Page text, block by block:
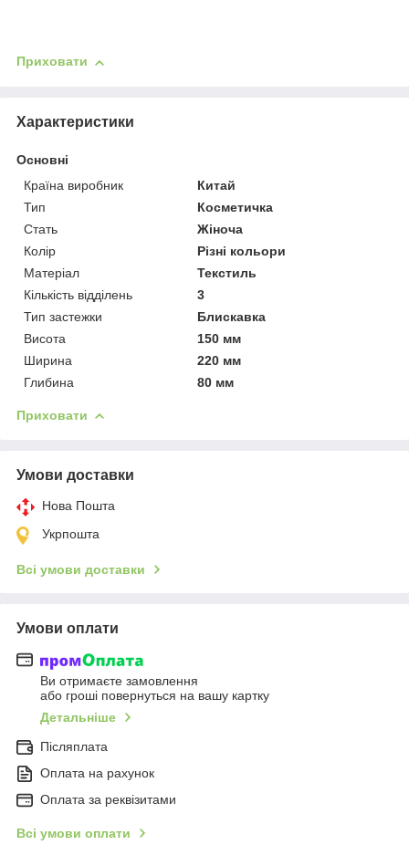
Приховати
Характеристики
Основні
Країна виробник
Китай
Тип
Косметичка
Стать
Жіноча
Колір
Різні кольори
Матеріал
Текстиль
Кількість відділень
3
Тип застежки
Блискавка
Висота
150 мм
Ширина
220 мм
Глибина
80 мм
Приховати
Умови доставки
Нова Пошта
Укрпошта
Всі умови доставки
Умови оплати
Ви отримаєте замовлення
або гроші повернуться на вашу картку
Детальніше
Післяплата
Оплата на рахунок
Оплата за реквізитами
Всі умови оплати